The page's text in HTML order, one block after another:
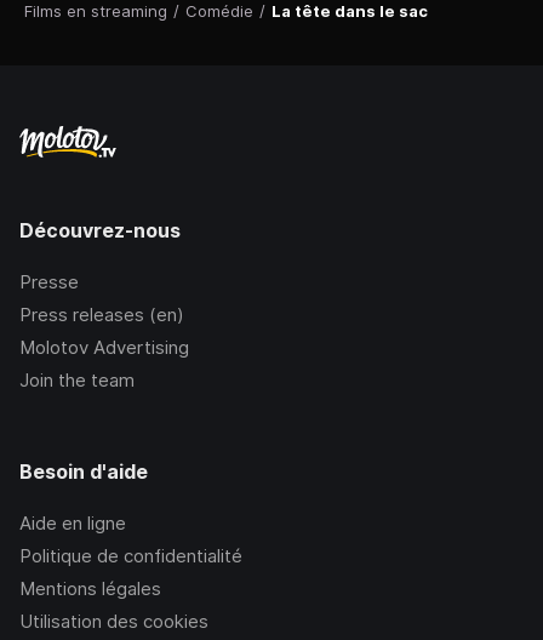
Films en streaming / Comédie / La tête dans le sac
Découvrez-nous
Presse
Press releases (en)
Molotov Advertising
Join the team
Besoin d'aide
Aide en ligne
Politique de confidentialité
Mentions légales
Utilisation des cookies